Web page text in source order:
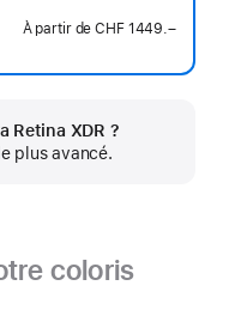
À partir deCHF 1449.–
Retina XDR ?
plus avancé.
coloris